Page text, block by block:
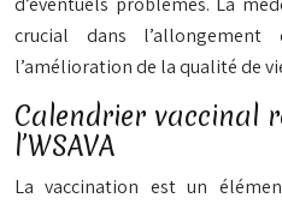
crucial dans
l’amélioration de la qualité de
Calendrier vaccinal
l’WSAVA
La vaccination est un